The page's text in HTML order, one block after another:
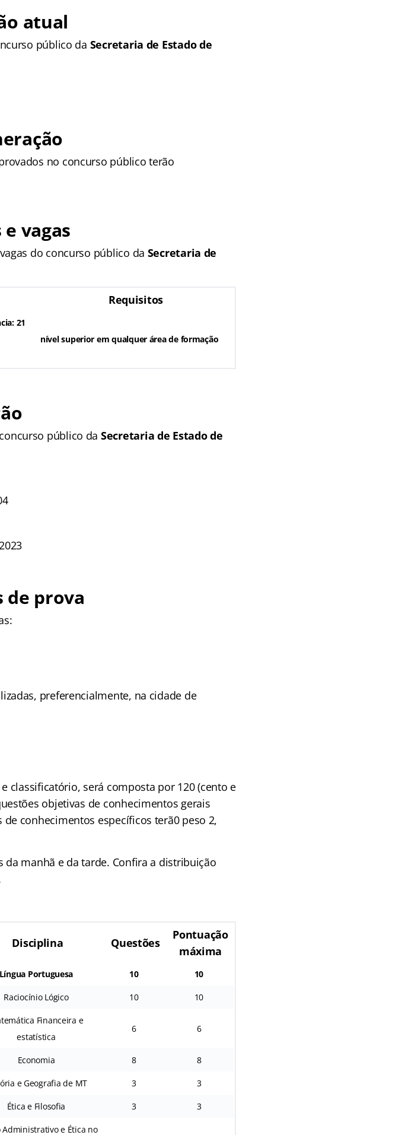
atual
público da Secretaria de Estado de
no concurso público terão
vagas
do concurso público da Secretaria de
Requisitos
21
nível superior em qualquer área de formação
público da Secretaria de Estado de
de prova
preferencialmente, na cidade de
classificatório, será composta por 120 (cento e
objetivas de conhecimentos gerais
conhecimentos específicos terã0 peso 2,
manhã e da tarde. Confira a distribuição
Disciplina Questões
Pontuação
máxima
Língua Portuguesa 10 10
Raciocínio Lógico 10 10
Financeira e
estatística
6 6
Economia 8 8
e Geografia de MT 3 3
Ética e Filosofia 3 3
Administrativo e Ética no